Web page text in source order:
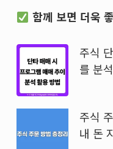
함께 보면 더욱
주식
를 분
주식
내 돈